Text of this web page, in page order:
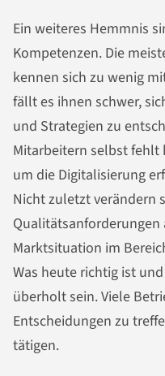
Ein weiteres Hemmnis
Kompetenzen. Die
kennen sich zu wenig
fällt es ihnen schwer,
und Strategien zu
Mitarbeitern selbst fehlt
um die Digitalisierung
Nicht zuletzt verändern
Marktsituation im
Was heute richtig ist
überholt sein. Viele
Entscheidungen zu
tätigen.